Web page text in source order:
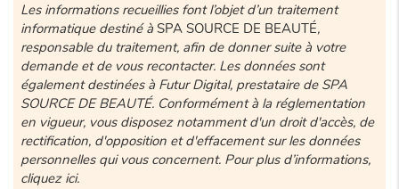
Les informations recueillies font l’objet d’un traitement
informatique destiné à SPA SOURCE DE BEAUTÉ,
responsable du traitement, afin de donner suite à votre
demande et de vous recontacter. Les données sont
également destinées à Futur Digital, prestataire de SPA
SOURCE DE BEAUTÉ. Conformément à la réglementation
en vigueur, vous disposez notamment d'un droit d'accès, de
rectification, d'opposition et d'effacement sur les données
personnelles qui vous concernent. Pour plus d’informations,
cliquez ici.